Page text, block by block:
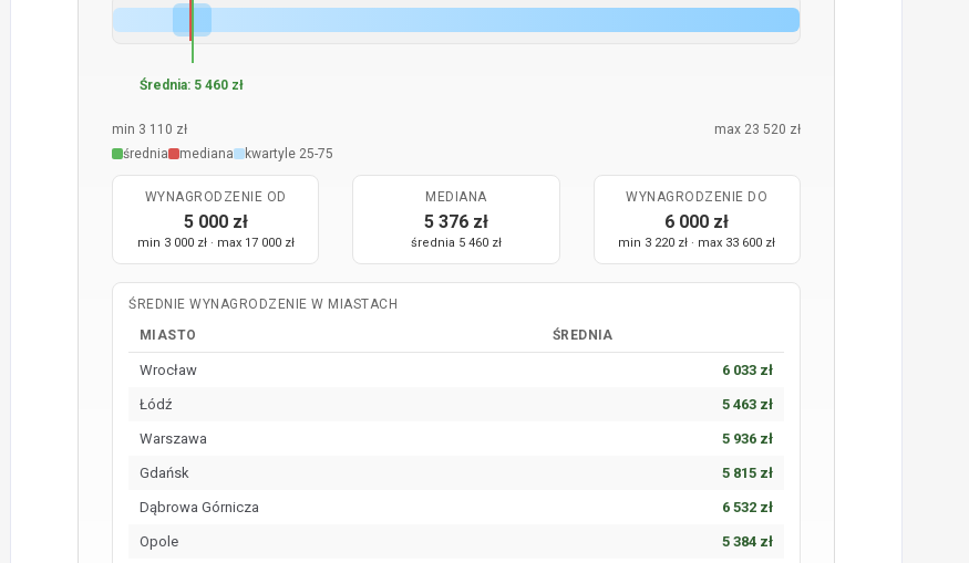
Średnia: 5 460 zł
min 3 110 zł
max 23 520 zł
średnia
mediana kwartyle 25-75
WYNAGRODZENIE OD
5 000 zł
min 3 000 zł · max 17 000 zł
MEDIANA
5 376 zł
średnia 5 460 zł
WYNAGRODZENIE DO
6 000 zł
min 3 220 zł · max 33 600 zł
ŚREDNIE WYNAGRODZENIE W MIASTACH
MIASTO
ŚREDNIA
Wrocław 6 033 zł
Łódź 5 463 zł
Warszawa 5 936 zł
Gdańsk 5 815 zł
Dąbrowa Górnicza 6 532 zł
Opole 5 384 zł